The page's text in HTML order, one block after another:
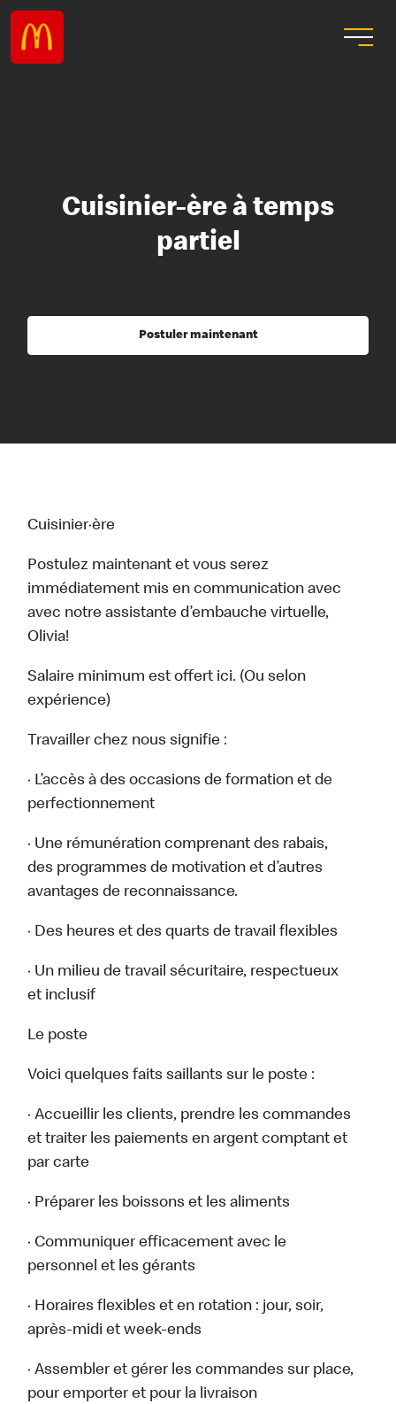
Cuisinier-ère à temps
partiel
Postuler maintenant
Cuisinier·ère
Postulez maintenant et vous serez
immédiatement mis en communication avec
avec notre assistante d’embauche virtuelle,
Olivia!
Salaire minimum est offert ici. (Ou selon
expérience)
Travailler chez nous signifie :
· L’accès à des occasions de formation et de
perfectionnement
· Une rémunération comprenant des rabais,
des programmes de motivation et d’autres
avantages de reconnaissance.
· Des heures et des quarts de travail flexibles
· Un milieu de travail sécuritaire, respectueux
et inclusif
Le poste
Voici quelques faits saillants sur le poste :
· Accueillir les clients, prendre les commandes
et traiter les paiements en argent comptant et
par carte
· Préparer les boissons et les aliments
· Communiquer efficacement avec le
personnel et les gérants
· Horaires flexibles et en rotation : jour, soir,
après-midi et week-ends
· Assembler et gérer les commandes sur place,
pour emporter et pour la livraison